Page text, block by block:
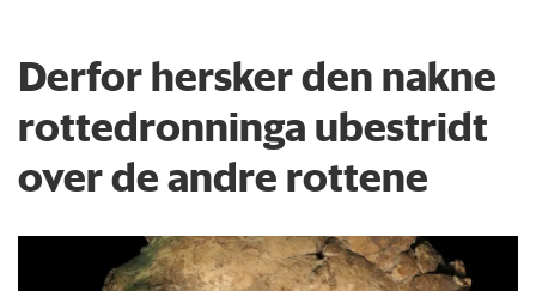
Derfor hersker den nakne
rottedronninga ubestridt
over de andre rottene